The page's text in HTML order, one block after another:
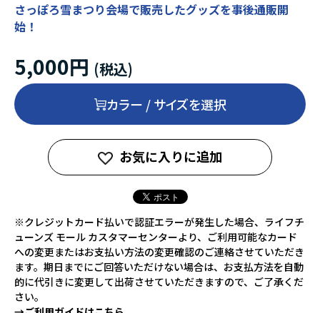
さっぽろ雪まつり会場で販売したグッズを事後通販開
始！
5,000円
カラー / サイズを選択
お気に入りに追加
※クレジットカード払いで認証エラーが発生した場合、ライフチ
ューンズ モール カスタマーセンターより、ご利用可能なカード
への変更またはお支払い方法の変更確認のご連絡させていただき
ます。期日までにご回答いただけない場合は、お支払方法を自動
的に代引きに変更して出荷させていただきますので、ご了承くだ
さい。